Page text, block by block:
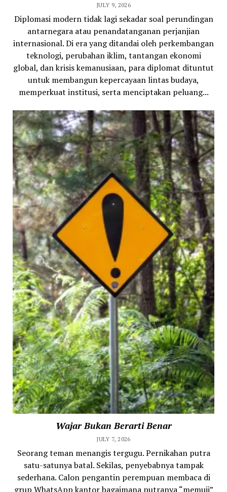
JULY 9, 2026
Diplomasi modern tidak lagi sekadar soal perundingan
antarnegara atau penandatanganan perjanjian
internasional. Di era yang ditandai oleh perkembangan
teknologi, perubahan iklim, tantangan ekonomi
global, dan krisis kemanusiaan, para diplomat dituntut
untuk membangun kepercayaan lintas budaya,
memperkuat institusi, serta menciptakan peluang...
Wajar Bukan Berarti Benar
JULY 7, 2026
Seorang teman menangis tergugu. Pernikahan putra
satu-satunya batal. Sekilas, penyebabnya tampak
sederhana. Calon pengantin perempuan membaca di
grup WhatsApp kantor bagaimana putranya “memuji”